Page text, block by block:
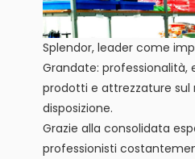
Splendor, leader come
Grandate: professionalità,
prodotti e attrezzature
disposizione.
Grazie alla consolidata
professionisti